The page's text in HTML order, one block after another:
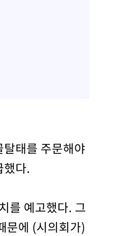
태를 주문해야
했다.
를 예고했다. 그
문에 (시의회가)